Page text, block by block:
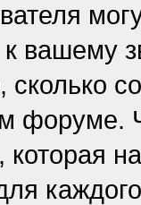
к вашему
сколько
форуме.